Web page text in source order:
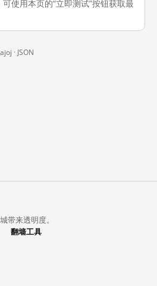
使用本页的“立即测试”按钮获取最
· JSON
带来透明度。
翻墙工具